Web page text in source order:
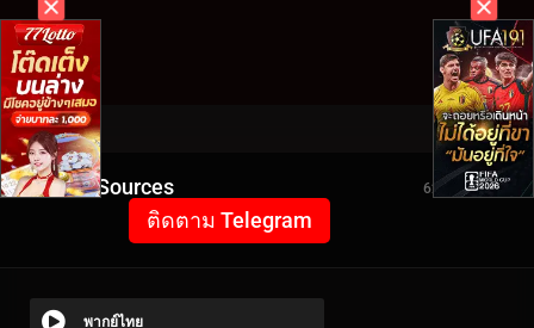
Video Sources 6282 Views
ติดตาม Telegram
พากย์ไทย